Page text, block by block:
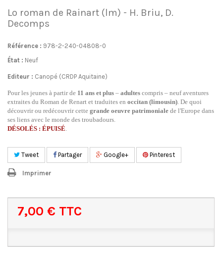
Lo roman de Rainart (lm) - H. Briu, D.
Decomps
Référence : 978-2-240-04808-0
État : Neuf
Editeur : Canopé (CRDP Aquitaine)
Pour les jeunes à partir de 11 ans et plus – adultes compris – neuf aventures
extraites du Roman de Renart et traduites en occitan (limousin). De quoi
découvrir ou redécouvrir cette grande oeuvre patrimoniale de l'Europe dans
ses liens avec le monde des troubadours.
DÉSOLÉS : ÉPUISÉ.
Tweet Partager Google+ Pinterest
Imprimer
7,00 € TTC